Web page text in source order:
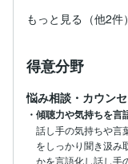
もっと見る（他2件）
得意分野
悩み相談・カウン
・傾聴力や気持ちを言
話し手の気持ちや言
をしっかり聞き汲み
かを言語化し話し手